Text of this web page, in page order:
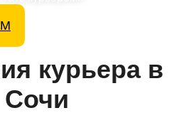
курьера в
Сочи